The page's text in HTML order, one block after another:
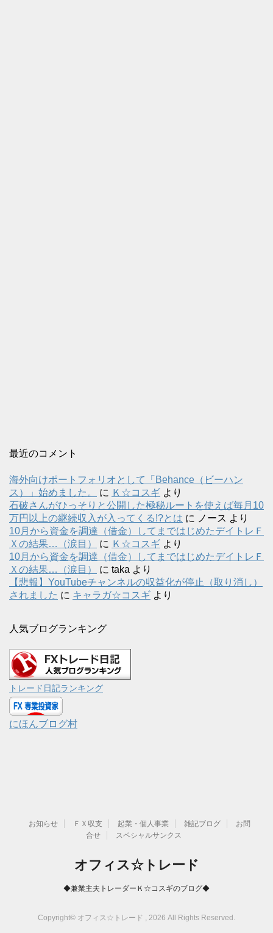
最近のコメント
海外向けポートフォリオとして「Behance（ビーハン
ス）」始めました。
に Ｋ☆コスギ より
石破さんがひっそりと公開した極秘ルートを使えば毎月10
万円以上の継続収入が入ってくる!?とは に ノース より
10月から資金を調達（借金）してまではじめたデイトレＦ
Ｘの結果…（涙目）
に Ｋ☆コスギ より
10月から資金を調達（借金）してまではじめたデイトレＦ
Ｘの結果…（涙目）
に taka より
【悲報】YouTubeチャンネルの収益化が停止（取り消し）
されました に キャラガ☆コスギ より
人気ブログランキング
トレード日記ランキング
にほんブログ村
お知らせ ＦＸ収支 起業・個人事業 雑記ブログ
お問
合せ
スペシャルサンクス
オフィス☆トレード
◆兼業主夫トレーダーＫ☆コスギのブログ◆
Copyright© オフィス☆トレード , 2026 All Rights Reserved.